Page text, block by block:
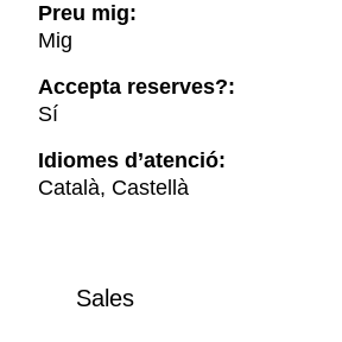
Preu mig:
Mig
Accepta reserves?:
Sí
Idiomes d’atenció:
Català, Castellà
Sales